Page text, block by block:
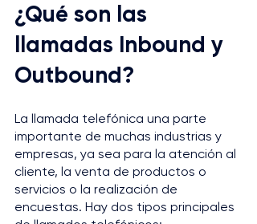
¿Qué son las
llamadas Inbound y
Outbound?
La llamada telefónica una parte
importante de muchas industrias y
empresas, ya sea para la atención al
cliente, la venta de productos o
servicios o la realización de
encuestas. Hay dos tipos principales